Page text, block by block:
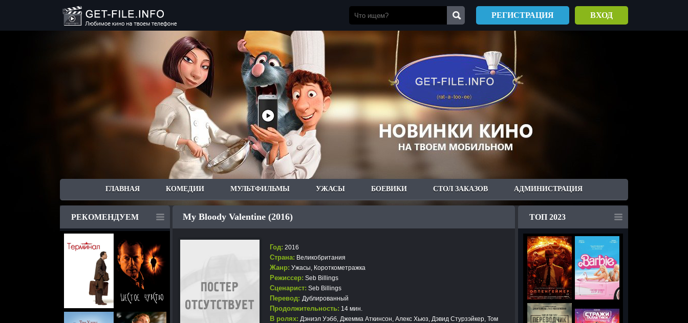
РЕГИСТРАЦИЯ ВХОД
ГЛАВНАЯ КОМЕДИИ МУЛЬТФИЛЬМЫ УЖАСЫ БОЕВИКИ СТОЛ ЗАКАЗОВ АДМИНИСТРАЦИЯ
РЕКОМЕНДУЕМ My Bloody Valentine (2016)
Год: 2016
Страна: Великобритания
Жанр: Ужасы, Короткометражка
Режиссер: Seb Billings
Сценарист: Seb Billings
Перевод: Дублированный
Продолжительность: 14 мин.
В ролях: Дэниэл Уэбб, Джемма Аткинсон, Алекс Хьюз, Дэвид Стурзэйкер, Том
ТОП 2023